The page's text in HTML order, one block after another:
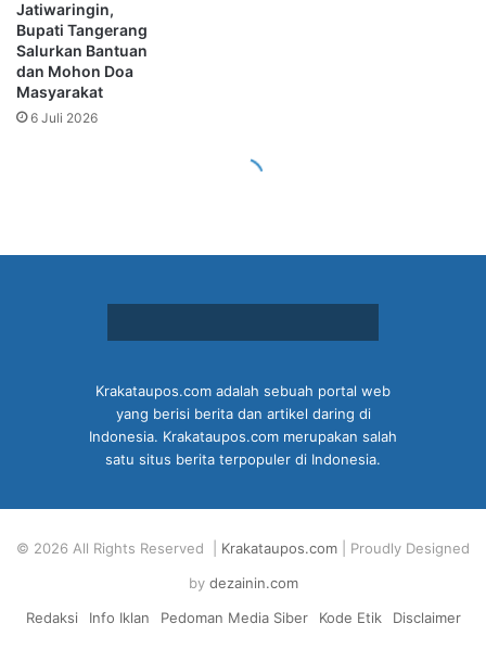
Krakataupos.com adalah sebuah portal web
yang berisi berita dan artikel daring di
Indonesia. Krakataupos.com merupakan salah
satu situs berita terpopuler di Indonesia.
© 2026 All Rights Reserved | Krakataupos.com | Proudly Designed
by dezainin.com
Redaksi
Info Iklan Pedoman Media Siber Kode Etik Disclaimer